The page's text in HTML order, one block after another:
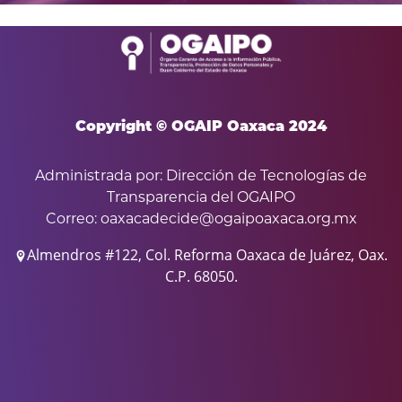
Copyright © OGAIP Oaxaca 2024
Administrada por: Dirección de Tecnologías de
Transparencia del OGAIPO
Correo: oaxacadecide@ogaipoaxaca.org.mx
Almendros #122, Col. Reforma Oaxaca de Juárez, Oax.
C.P. 68050.